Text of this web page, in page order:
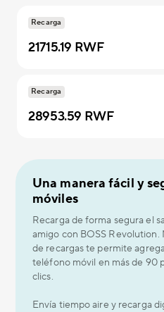
Recarga
21715.19 RWF
Recarga
28953.59 RWF
Una manera fácil y
móviles
Recarga de forma segura el
amigo con BOSS
de recargas te permite
teléfono móvil en más de 90
clics.
Envía tiempo aire y recarga